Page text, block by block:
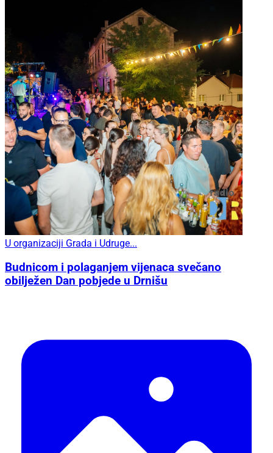
U organizaciji Grada i Udruge...
Budnicom i polaganjem vijenaca svečano
obilježen Dan pobjede u Drnišu